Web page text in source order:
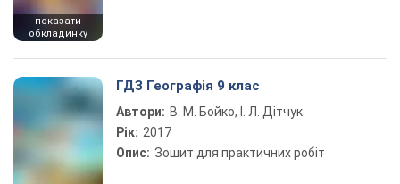
показати
обкладинку
ГДЗ Географія 9 клас
Автори: В. М. Бойко, І. Л. Дітчук
Рік: 2017
Опис: Зошит для практичних робіт